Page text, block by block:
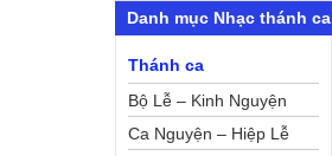
Danh mục Nhạc thánh ca
Thánh ca
Bộ Lễ – Kinh Nguyện
Ca Nguyện – Hiệp Lễ